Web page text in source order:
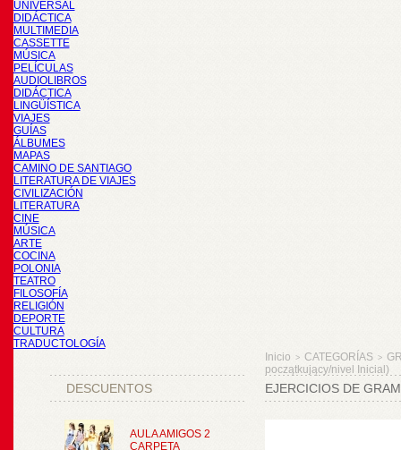
UNIVERSAL
DIDÁCTICA
MULTIMEDIA
CASSETTE
MÚSICA
PELÍCULAS
AUDIOLIBROS
DIDÁCTICA
LINGÜÍSTICA
VIAJES
GUÍAS
ÁLBUMES
MAPAS
CAMINO DE SANTIAGO
LITERATURA DE VIAJES
CIVILIZACIÓN
LITERATURA
CINE
MÚSICA
ARTE
COCINA
POLONIA
TEATRO
FILOSOFÍA
RELIGIÓN
DEPORTE
CULTURA
TRADUCTOLOGÍA
DESCUENTOS
AULA AMIGOS 2
CARPETA
Inicio > CATEGORÍAS >
początkujący/nivel Inicial)
EJERCICIOS DE